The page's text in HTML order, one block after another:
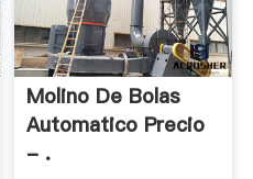
Molino De Bolas
Automatico Precio
- .